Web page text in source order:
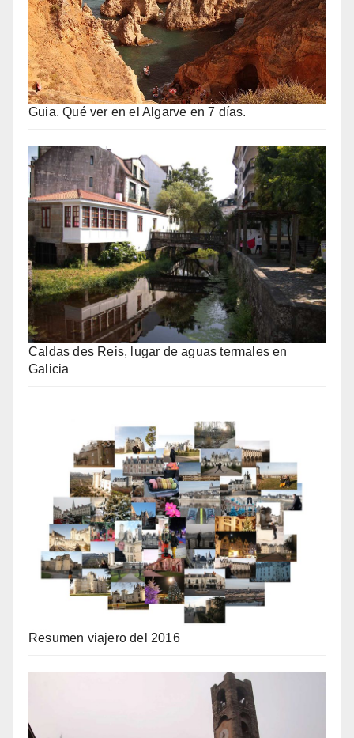
Guia. Qué ver en el Algarve en 7 días.
Caldas des Reis, lugar de aguas termales en
Galicia
Resumen viajero del 2016